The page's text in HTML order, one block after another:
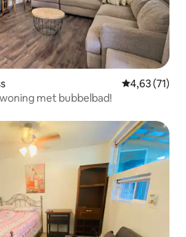
Gemiddelde
4,63 (71)
met bubbelbad!